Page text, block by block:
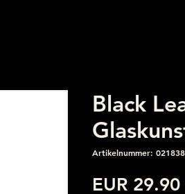
Black
Artikelnummer:
EUR 29.90